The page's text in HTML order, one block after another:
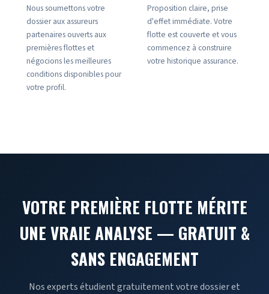
Nous soumettons votre
dossier aux assureurs
partenaires ouverts aux
premières flottes et
négocions les meilleures
conditions disponibles pour
votre profil.
Proposition claire, prise
d'effet immédiate. Votre
flotte est couverte et vous
commencez à construire
votre historique assurance.
VOTRE PREMIÈRE FLOTTE MÉRITE
UNE VRAIE ANALYSE — GRATUIT &
SANS ENGAGEMENT
Nos experts étudient gratuitement votre dossier et